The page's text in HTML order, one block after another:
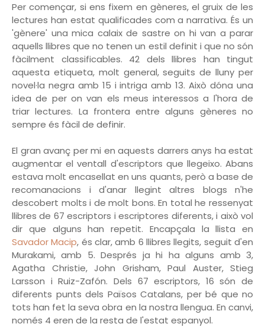
Per començar, si ens fixem en gèneres, el gruix de les
lectures han estat qualificades com a narrativa. És un
'gènere' una mica calaix de sastre on hi van a parar
aquells llibres que no tenen un estil definit i que no són
fàcilment classificables. 42 dels llibres han tingut
aquesta etiqueta, molt general, seguits de lluny per
novel·la negra amb 15 i intriga amb 13. Això dóna una
idea de per on van els meus interessos a l'hora de
triar lectures. La frontera entre alguns gèneres no
sempre és fàcil de definir.
El gran avanç per mi en aquests darrers anys ha estat
augmentar el ventall d'escriptors que llegeixo. Abans
estava molt encasellat en uns quants, però a base de
recomanacions i d'anar llegint altres blogs n'he
descobert molts i de molt bons. En total he ressenyat
llibres de 67 escriptors i escriptores diferents, i això vol
dir que alguns han repetit. Encapçala la llista en
Savador Macip, és clar, amb 6 llibres llegits, seguit d'en
Murakami, amb 5. Després ja hi ha alguns amb 3,
Agatha Christie, John Grisham, Paul Auster, Stieg
Larsson i Ruiz-Zafón. Dels 67 escriptors, 16 són de
diferents punts dels Països Catalans, per bé que no
tots han fet la seva obra en la nostra llengua. En canvi,
només 4 eren de la resta de l'estat espanyol.